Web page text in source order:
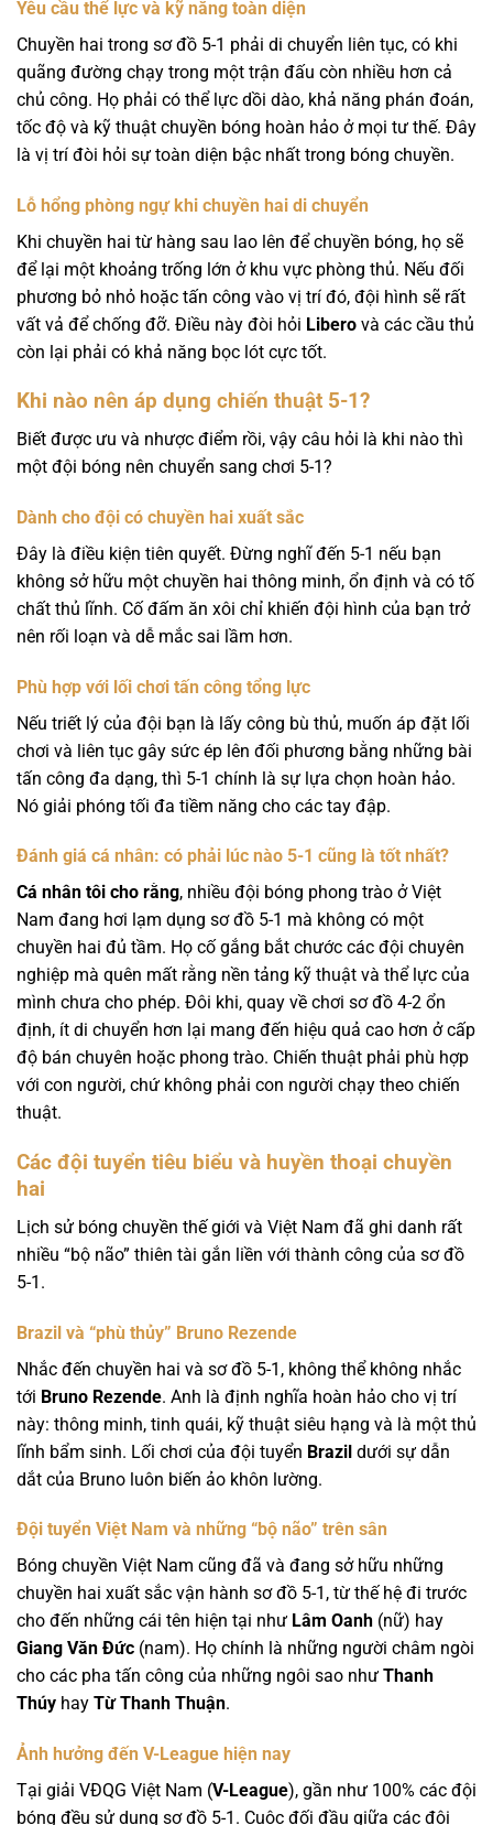
Yêu cầu thể lực và kỹ năng toàn diện
Chuyền hai trong sơ đồ 5-1 phải di chuyển liên tục, có khi
quãng đường chạy trong một trận đấu còn nhiều hơn cả
chủ công. Họ phải có thể lực dồi dào, khả năng phán đoán,
tốc độ và kỹ thuật chuyền bóng hoàn hảo ở mọi tư thế. Đây
là vị trí đòi hỏi sự toàn diện bậc nhất trong bóng chuyền.
Lỗ hổng phòng ngự khi chuyền hai di chuyển
Khi chuyền hai từ hàng sau lao lên để chuyền bóng, họ sẽ
để lại một khoảng trống lớn ở khu vực phòng thủ. Nếu đối
phương bỏ nhỏ hoặc tấn công vào vị trí đó, đội hình sẽ rất
vất vả để chống đỡ. Điều này đòi hỏi Libero và các cầu thủ
còn lại phải có khả năng bọc lót cực tốt.
Khi nào nên áp dụng chiến thuật 5-1?
Biết được ưu và nhược điểm rồi, vậy câu hỏi là khi nào thì
một đội bóng nên chuyển sang chơi 5-1?
Dành cho đội có chuyền hai xuất sắc
Đây là điều kiện tiên quyết. Đừng nghĩ đến 5-1 nếu bạn
không sở hữu một chuyền hai thông minh, ổn định và có tố
chất thủ lĩnh. Cố đấm ăn xôi chỉ khiến đội hình của bạn trở
nên rối loạn và dễ mắc sai lầm hơn.
Phù hợp với lối chơi tấn công tổng lực
Nếu triết lý của đội bạn là lấy công bù thủ, muốn áp đặt lối
chơi và liên tục gây sức ép lên đối phương bằng những bài
tấn công đa dạng, thì 5-1 chính là sự lựa chọn hoàn hảo.
Nó giải phóng tối đa tiềm năng cho các tay đập.
Đánh giá cá nhân: có phải lúc nào 5-1 cũng là tốt nhất?
Cá nhân tôi cho rằng, nhiều đội bóng phong trào ở Việt
Nam đang hơi lạm dụng sơ đồ 5-1 mà không có một
chuyền hai đủ tầm. Họ cố gắng bắt chước các đội chuyên
nghiệp mà quên mất rằng nền tảng kỹ thuật và thể lực của
mình chưa cho phép. Đôi khi, quay về chơi sơ đồ 4-2 ổn
định, ít di chuyển hơn lại mang đến hiệu quả cao hơn ở cấp
độ bán chuyên hoặc phong trào. Chiến thuật phải phù hợp
với con người, chứ không phải con người chạy theo chiến
thuật.
Các đội tuyển tiêu biểu và huyền thoại chuyền
hai
Lịch sử bóng chuyền thế giới và Việt Nam đã ghi danh rất
nhiều “bộ não” thiên tài gắn liền với thành công của sơ đồ
5-1.
Brazil và “phù thủy” Bruno Rezende
Nhắc đến chuyền hai và sơ đồ 5-1, không thể không nhắc
tới Bruno Rezende. Anh là định nghĩa hoàn hảo cho vị trí
này: thông minh, tinh quái, kỹ thuật siêu hạng và là một thủ
lĩnh bẩm sinh. Lối chơi của đội tuyển Brazil dưới sự dẫn
dắt của Bruno luôn biến ảo khôn lường.
Đội tuyển Việt Nam và những “bộ não” trên sân
Bóng chuyền Việt Nam cũng đã và đang sở hữu những
chuyền hai xuất sắc vận hành sơ đồ 5-1, từ thế hệ đi trước
cho đến những cái tên hiện tại như Lâm Oanh (nữ) hay
Giang Văn Đức (nam). Họ chính là những người châm ngòi
cho các pha tấn công của những ngôi sao như Thanh
Thúy hay Từ Thanh Thuận.
Ảnh hưởng đến V-League hiện nay
Tại giải VĐQG Việt Nam (V-League), gần như 100% các đội
bóng đều sử dụng sơ đồ 5-1. Cuộc đối đầu giữa các đội